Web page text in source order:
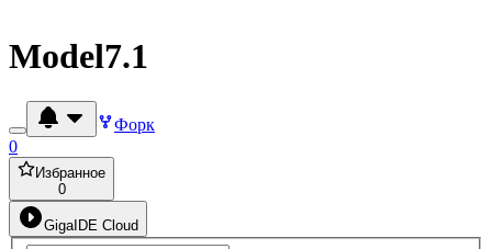
Model7.1
Форк
0
Избранное
0
GigaIDE Cloud